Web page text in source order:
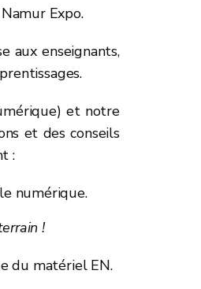
Expo.
aux enseignants,
et notre
et des conseils
:
numérique.
!
du matériel EN.